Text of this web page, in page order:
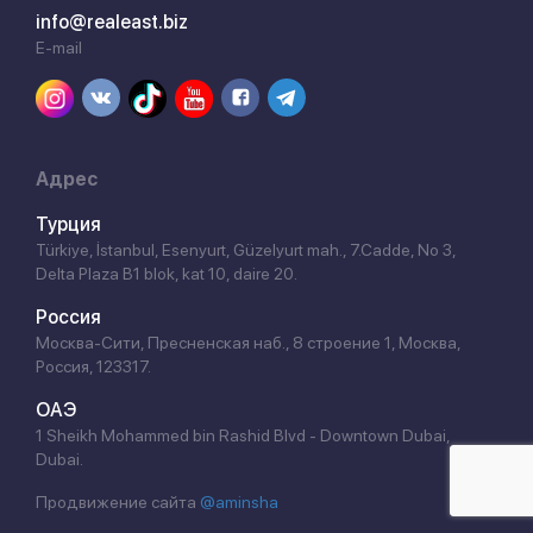
info@realeast.biz
E-mail
Адрес
Турция
Türkiye, İstanbul, Esenyurt, Güzelyurt mah., 7.Cadde, No 3,
Delta Plaza B1 blok, kat 10, daire 20.
Россия
Москва-Сити, Пресненская наб., 8 строение 1, Москва,
Россия, 123317.
ОАЭ
1 Sheikh Mohammed bin Rashid Blvd - Downtown Dubai,
Dubai.
Продвижение сайта @aminsha